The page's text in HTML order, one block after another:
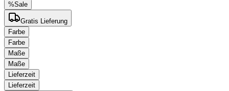
%Sale
Gratis Lieferung
Farbe
Farbe
Maße
Maße
Lieferzeit
Lieferzeit